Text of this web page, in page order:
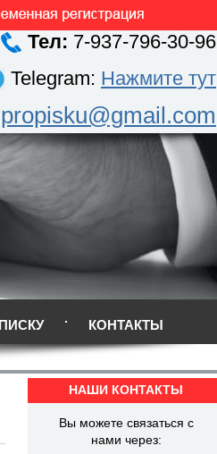
Тел: 7-937-796-30-96
Telegram: Нажмите тут
КОНТАКТЫ
НАШИ КОНТАКТЫ
Вы можете связаться с
нами через: